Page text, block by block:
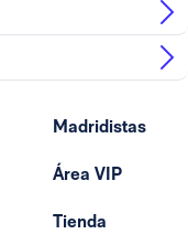
Madridistas
Área VIP
Tienda